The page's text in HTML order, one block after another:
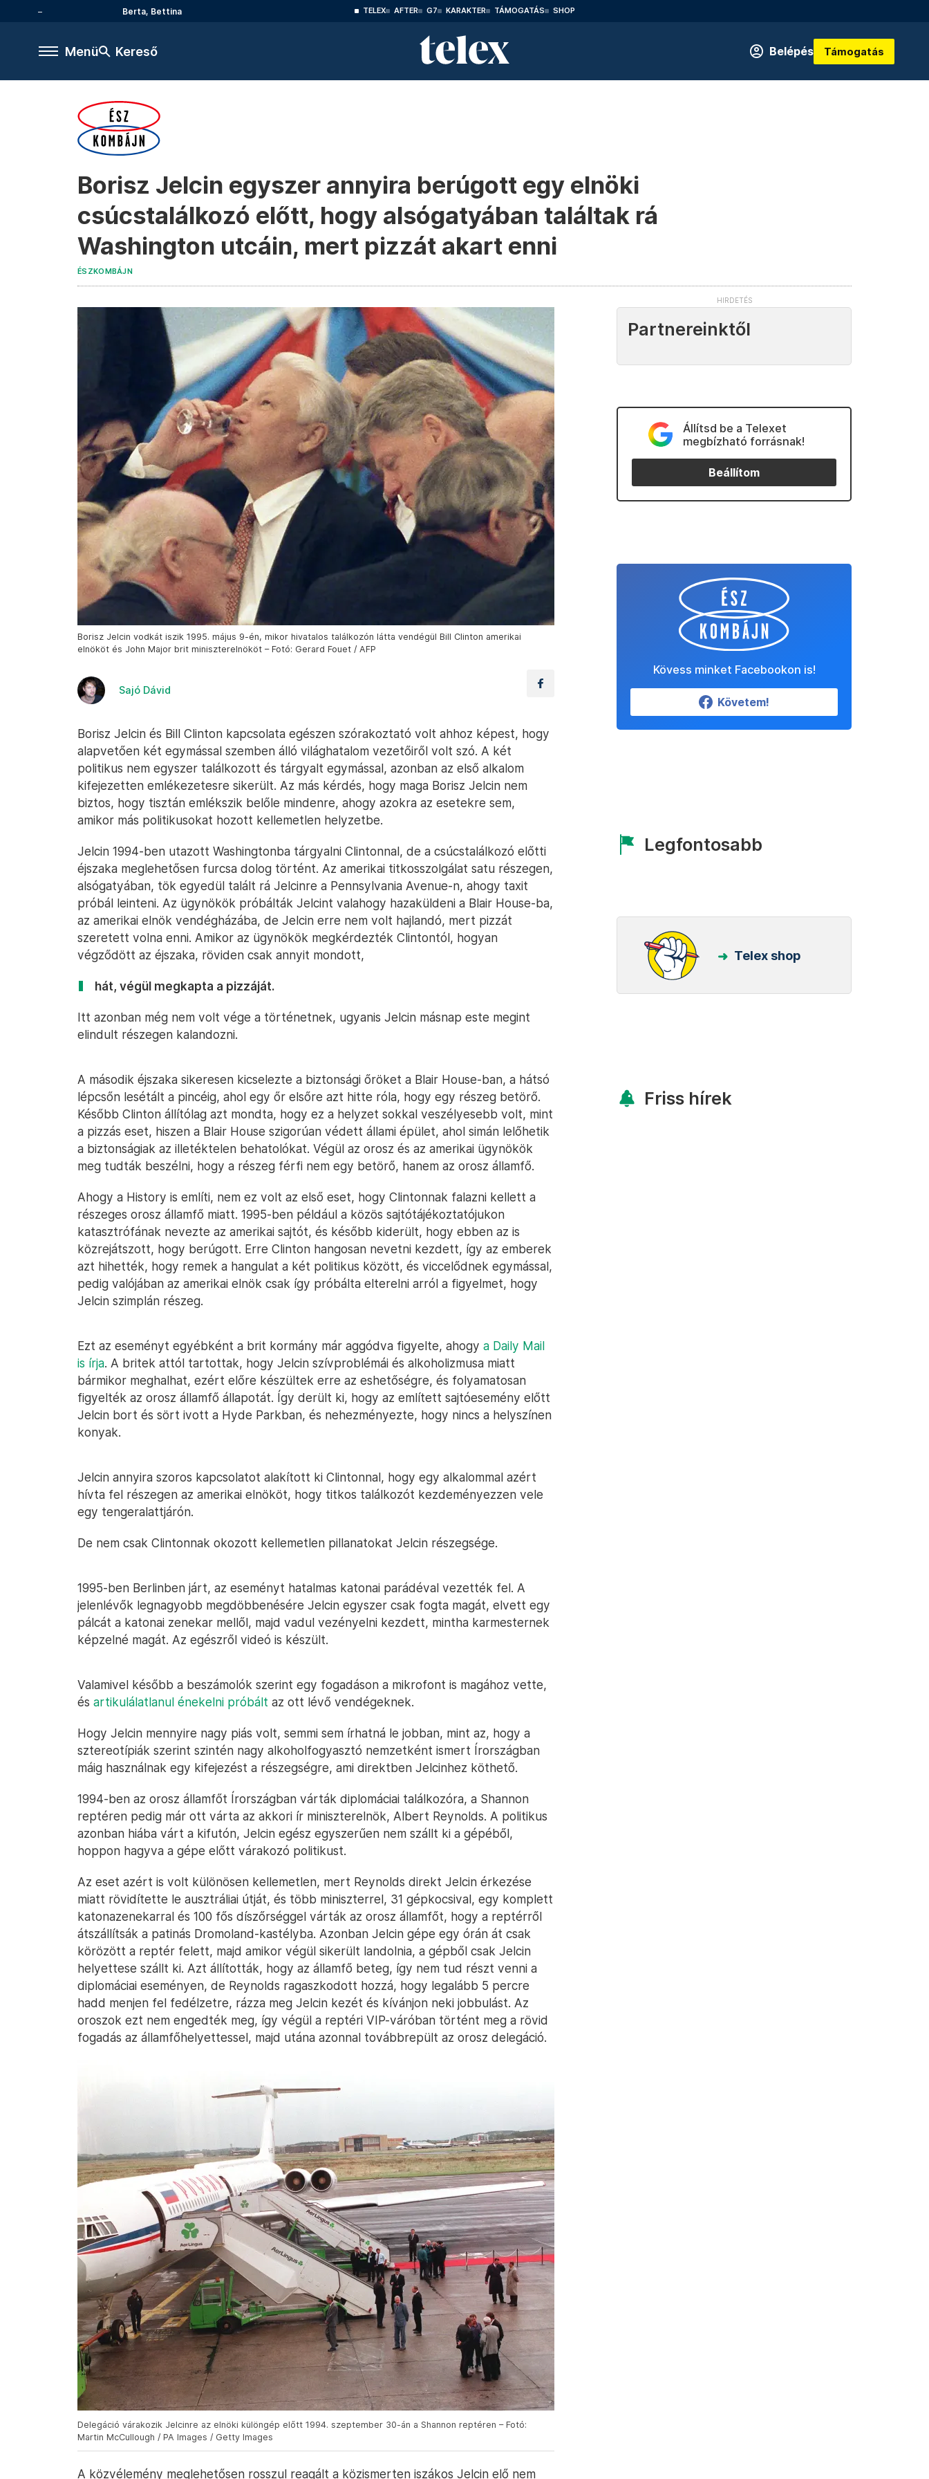
Berta, Bettina TELEX AFTER G7 KARAKTER TÁMOGATÁS SHOP
Menü Kereső Belépés Támogatás
Borisz Jelcin egyszer annyira berúgott egy elnöki
csúcstalálkozó előtt, hogy alsógatyában találtak rá
Washington utcáin, mert pizzát akart enni
ÉSZKOMBÁJN
Borisz Jelcin vodkát iszik 1995. május 9-én, mikor hivatalos találkozón látta vendégül Bill Clinton amerikai
elnököt és John Major brit miniszterelnököt – Fotó: Gerard Fouet / AFP
Sajó Dávid
Borisz Jelcin és Bill Clinton kapcsolata egészen szórakoztató volt ahhoz képest, hogy
alapvetően két egymással szemben álló világhatalom vezetőiről volt szó. A két
politikus nem egyszer találkozott és tárgyalt egymással, azonban az első alkalom
kifejezetten emlékezetesre sikerült. Az más kérdés, hogy maga Borisz Jelcin nem
biztos, hogy tisztán emlékszik belőle mindenre, ahogy azokra az esetekre sem,
amikor más politikusokat hozott kellemetlen helyzetbe.
Jelcin 1994-ben utazott Washingtonba tárgyalni Clintonnal, de a csúcstalálkozó előtti
éjszaka meglehetősen furcsa dolog történt. Az amerikai titkosszolgálat satu részegen,
alsógatyában, tök egyedül talált rá Jelcinre a Pennsylvania Avenue-n, ahogy taxit
próbál leinteni. Az ügynökök próbálták Jelcint valahogy hazaküldeni a Blair House-ba,
az amerikai elnök vendégházába, de Jelcin erre nem volt hajlandó, mert pizzát
szeretett volna enni. Amikor az ügynökök megkérdezték Clintontól, hogyan
végződött az éjszaka, röviden csak annyit mondott,
hát, végül megkapta a pizzáját.
Itt azonban még nem volt vége a történetnek, ugyanis Jelcin másnap este megint
elindult részegen kalandozni.
A második éjszaka sikeresen kicselezte a biztonsági őröket a Blair House-ban, a hátsó
lépcsőn lesétált a pincéig, ahol egy őr elsőre azt hitte róla, hogy egy részeg betörő.
Később Clinton állítólag azt mondta, hogy ez a helyzet sokkal veszélyesebb volt, mint
a pizzás eset, hiszen a Blair House szigorúan védett állami épület, ahol simán lelőhetik
a biztonságiak az illetéktelen behatolókat. Végül az orosz és az amerikai ügynökök
meg tudták beszélni, hogy a részeg férfi nem egy betörő, hanem az orosz államfő.
Ahogy a History is említi, nem ez volt az első eset, hogy Clintonnak falazni kellett a
részeges orosz államfő miatt. 1995-ben például a közös sajtótájékoztatójukon
katasztrófának nevezte az amerikai sajtót, és később kiderült, hogy ebben az is
közrejátszott, hogy berúgott. Erre Clinton hangosan nevetni kezdett, így az emberek
azt hihették, hogy remek a hangulat a két politikus között, és viccelődnek egymással,
pedig valójában az amerikai elnök csak így próbálta elterelni arról a figyelmet, hogy
Jelcin szimplán részeg.
Ezt az eseményt egyébként a brit kormány már aggódva figyelte, ahogy a Daily Mail
is írja. A britek attól tartottak, hogy Jelcin szívproblémái és alkoholizmusa miatt
bármikor meghalhat, ezért előre készültek erre az eshetőségre, és folyamatosan
figyelték az orosz államfő állapotát. Így derült ki, hogy az említett sajtóesemény előtt
Jelcin bort és sört ivott a Hyde Parkban, és nehezményezte, hogy nincs a helyszínen
konyak.
Jelcin annyira szoros kapcsolatot alakított ki Clintonnal, hogy egy alkalommal azért
hívta fel részegen az amerikai elnököt, hogy titkos találkozót kezdeményezzen vele
egy tengeralattjárón.
De nem csak Clintonnak okozott kellemetlen pillanatokat Jelcin részegsége.
1995-ben Berlinben járt, az eseményt hatalmas katonai parádéval vezették fel. A
jelenlévők legnagyobb megdöbbenésére Jelcin egyszer csak fogta magát, elvett egy
pálcát a katonai zenekar mellől, majd vadul vezényelni kezdett, mintha karmesternek
képzelné magát. Az egészről videó is készült.
Valamivel később a beszámolók szerint egy fogadáson a mikrofont is magához vette,
és artikulálatlanul énekelni próbált az ott lévő vendégeknek.
Hogy Jelcin mennyire nagy piás volt, semmi sem írhatná le jobban, mint az, hogy a
sztereotípiák szerint szintén nagy alkoholfogyasztó nemzetként ismert Írországban
máig használnak egy kifejezést a részegségre, ami direktben Jelcinhez köthető.
1994-ben az orosz államfőt Írországban várták diplomáciai találkozóra, a Shannon
reptéren pedig már ott várta az akkori ír miniszterelnök, Albert Reynolds. A politikus
azonban hiába várt a kifutón, Jelcin egész egyszerűen nem szállt ki a gépéből,
hoppon hagyva a gépe előtt várakozó politikust.
Az eset azért is volt különösen kellemetlen, mert Reynolds direkt Jelcin érkezése
miatt rövidítette le ausztráliai útját, és több miniszterrel, 31 gépkocsival, egy komplett
katonazenekarral és 100 fős díszőrséggel várták az orosz államfőt, hogy a reptérről
átszállítsák a patinás Dromoland-kastélyba. Azonban Jelcin gépe egy órán át csak
körözött a reptér felett, majd amikor végül sikerült landolnia, a gépből csak Jelcin
helyettese szállt ki. Azt állították, hogy az államfő beteg, így nem tud részt venni a
diplomáciai eseményen, de Reynolds ragaszkodott hozzá, hogy legalább 5 percre
hadd menjen fel fedélzetre, rázza meg Jelcin kezét és kívánjon neki jobbulást. Az
oroszok ezt nem engedték meg, így végül a reptéri VIP-váróban történt meg a rövid
fogadás az államfőhelyettessel, majd utána azonnal továbbrepült az orosz delegáció.
Delegáció várakozik Jelcinre az elnöki különgép előtt 1994. szeptember 30-án a Shannon reptéren – Fotó:
Martin McCullough / PA Images / Getty Images
A közvélemény meglehetősen rosszul reagált a közismerten iszákos Jelcin elő nem
Partnereinktől
Állítsd be a Telexet
megbízható forrásnak!
Beállítom
Kövess minket Facebookon is!
Követem!
Legfontosabb
Telex shop
Friss hírek